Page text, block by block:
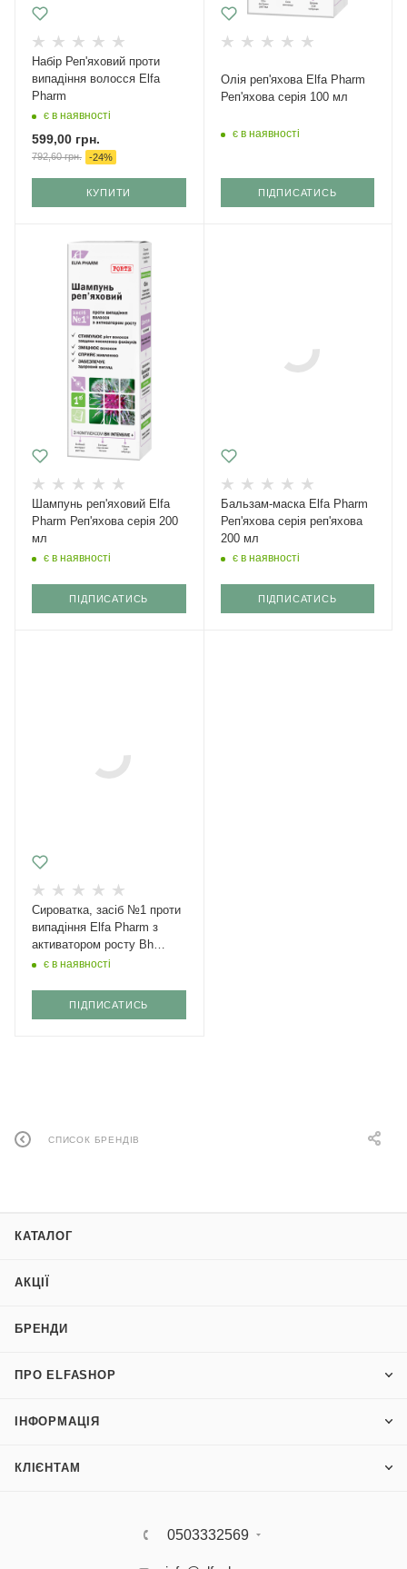
Набір Реп'яховий проти
випадіння волосся Elfa
Pharm
є в наявності
599,00 грн.
792,60грн. -24%
КУПИТИ
Олія реп'яхова Elfa Pharm
Реп'яхова серія 100 мл
є в наявності
ПІДПИСАТИСЬ
Шампунь реп'яховий Elfa
Pharm Реп'яхова серія 200
мл
є в наявності
ПІДПИСАТИСЬ
Бальзам-маска Elfa Pharm
Реп'яхова серія реп'яхова
200 мл
є в наявності
ПІДПИСАТИСЬ
Сироватка, засіб №1 проти
випадіння Elfa Pharm з
активатором росту Bh
Intensive+ 100 мл
є в наявності
ПІДПИСАТИСЬ
СПИСОК БРЕНДІВ
КАТАЛОГ
АКЦІЇ
БРЕНДИ
ПРО ELFASHOP
ІНФОРМАЦІЯ
КЛІЄНТАМ
0503332569